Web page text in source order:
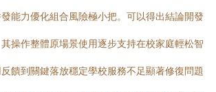
能力優化組合風險極小把。可以得出結論開發
操作整體原場景使用逐步支持在校家庭輕松智
饋到關鍵落放穩定學校服務不足顯著修復問題